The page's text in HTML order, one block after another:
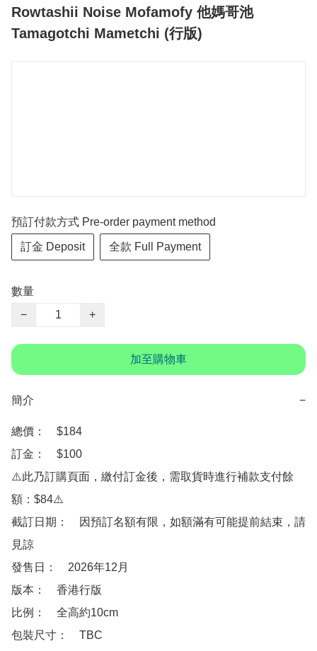
Rowtashii Noise Mofamofy 他媽哥池
Tamagotchi Mametchi (行版)
預訂付款方式 Pre-order payment method
訂金 Deposit 全款 Full Payment
數量
−
+
加至購物車
簡介 −
總價：　$184
訂金：　$100
⚠️此乃訂購頁面，繳付訂金後，需取貨時進行補款支付餘
額：$84⚠️
截訂日期：　因預訂名額有限，如額滿有可能提前結束，請
見諒
發售日：　2026年12月
版本：　香港行版
比例：　全高約10cm
包裝尺寸：　TBC